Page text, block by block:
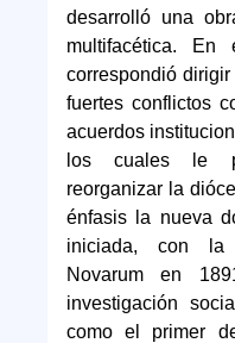
desarrolló una
multifacética.
correspondió
fuertes conflictos
acuerdos
los cuales le
reorganizar la
énfasis la nueva
iniciada, con la
Novarum en
investigación
como el primer